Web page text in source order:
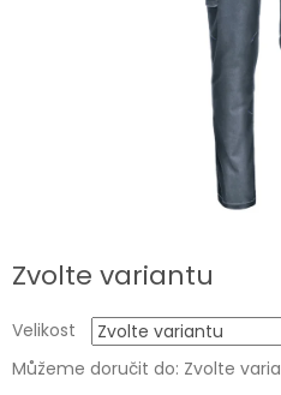
Zvolte variantu
Velikost
Můžeme doručit do: Zvolte